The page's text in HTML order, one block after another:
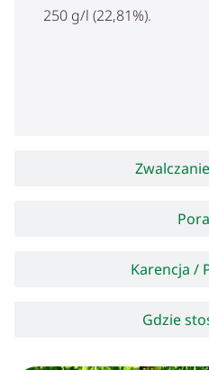
Karencja /
Gdzie
250 g/l (22,81%).